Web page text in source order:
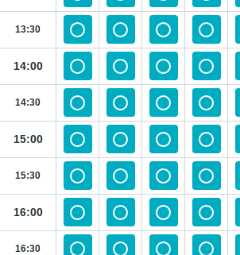
13:30
14:00
14:30
15:00
15:30
16:00
16:30